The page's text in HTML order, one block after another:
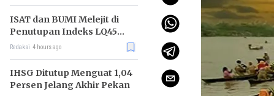
ISAT dan BUMI Melejit di
Penutupan Indeks LQ45
Hari Ini
Redaksi 4 hours ago
IHSG Ditutup Menguat 1,04
Persen Jelang Akhir Pekan